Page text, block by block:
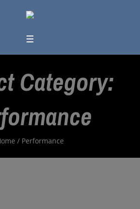
Category:
/ Performance